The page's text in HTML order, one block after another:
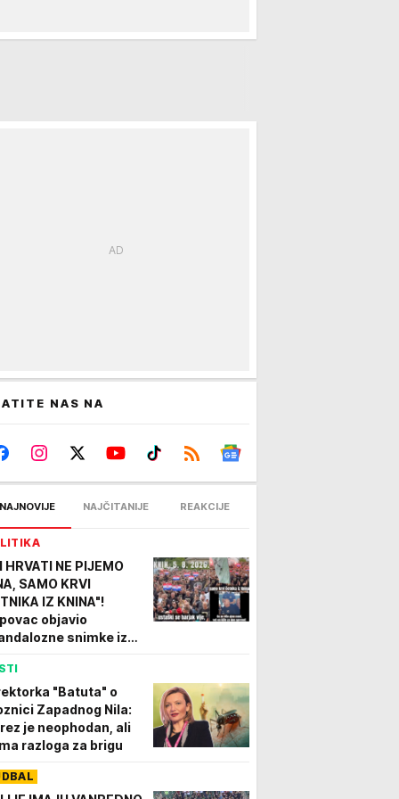
NAS NA
NAJNOVIJE NAJČITANIJE REAKCIJE
HRVATI NE PIJEMO
SAMO KRVI
IZ KNINA"!
objavio
snimke iz
na veličanje
(VIDEO)"Batuta" o
Zapadnog Nila:
je neophodan, ali
razloga za brigu